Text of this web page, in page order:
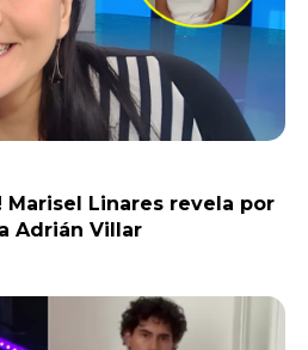
Marisel Linares revela por
Adrián Villar